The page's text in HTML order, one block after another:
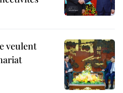
veulent